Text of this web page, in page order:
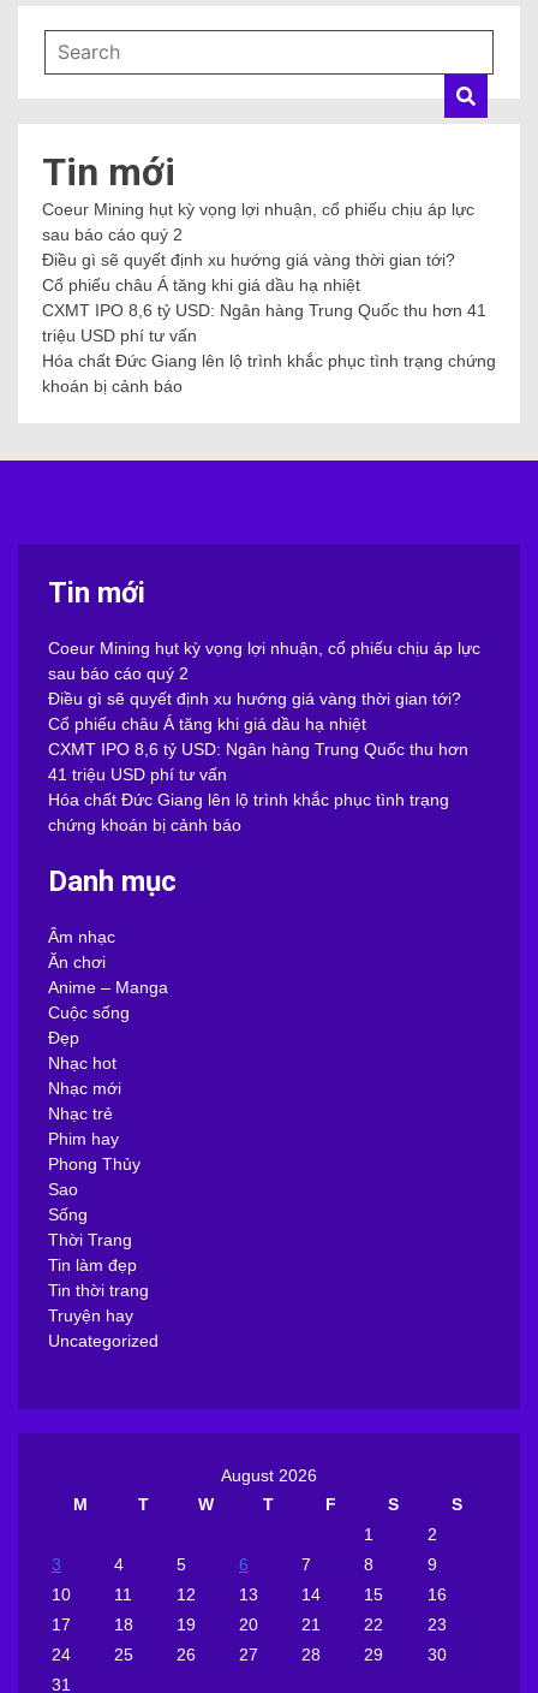
Tin mới
Coeur Mining hụt kỳ vọng lợi nhuận, cổ phiếu chịu áp lực
sau báo cáo quý 2
Điều gì sẽ quyết định xu hướng giá vàng thời gian tới?
Cổ phiếu châu Á tăng khi giá dầu hạ nhiệt
CXMT IPO 8,6 tỷ USD: Ngân hàng Trung Quốc thu hơn 41
triệu USD phí tư vấn
Hóa chất Đức Giang lên lộ trình khắc phục tình trạng chứng
khoán bị cảnh báo
Tin mới
Coeur Mining hụt kỳ vọng lợi nhuận, cổ phiếu chịu áp lực
sau báo cáo quý 2
Điều gì sẽ quyết định xu hướng giá vàng thời gian tới?
Cổ phiếu châu Á tăng khi giá dầu hạ nhiệt
CXMT IPO 8,6 tỷ USD: Ngân hàng Trung Quốc thu hơn
41 triệu USD phí tư vấn
Hóa chất Đức Giang lên lộ trình khắc phục tình trạng
chứng khoán bị cảnh báo
Danh mục
Âm nhạc
Ăn chơi
Anime – Manga
Cuộc sống
Đẹp
Nhạc hot
Nhạc mới
Nhạc trẻ
Phim hay
Phong Thủy
Sao
Sống
Thời Trang
Tin làm đẹp
Tin thời trang
Truyện hay
Uncategorized
August 2026
M
T W T F S
S
1
2
3
4 5 6 7 8
9
10
11 12 13 14 15
16
17
18 19 20 21 22
23
24
25 26 27 28 29
30
31